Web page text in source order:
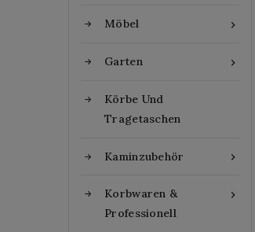

Möbel

Garten
Körbe Und
Tragetaschen

Kaminzubehör

Korbwaren &
Professionell